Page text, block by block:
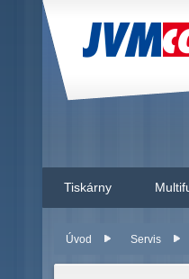
JVM
Tiskárny
Úvod Servis